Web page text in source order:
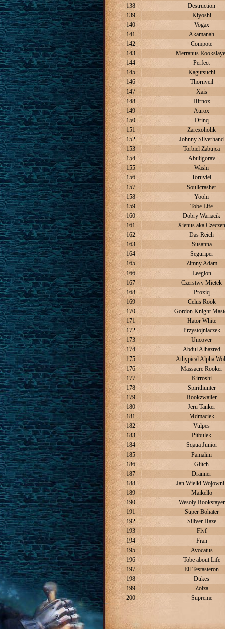
138
Destruction
139
Kiyoshi
140
Vogax
141
Akamanah
142
Compote
143
Merranus
144
Perfect
145
Kagutsuchi
146
Thornveil
147
Xais
148
Hirnox
149
Aurox
150
Drinq
151
Zarexoholik
152
Johnny Silverhand
153
Torbiel Zabujca
154
Abuligorav
155
Washi
156
Toruviel
157
Soullcrasher
158
Yoohi
159
Tobe Life
160
Dobry Wariacik
161
Xienus aka
162
Das Reich
163
Susanna
164
Seguriper
165
Zimny Adam
166
Leegion
167
Czerstwy Mietek
168
Proxiq
169
Celus Rook
170
Gordon Knight
171
Hator White
172
Przystojniaczek
173
Uncover
174
Abdul Alhazred
175
Athypical Alpha
176
Massacre Rooker
177
Kirroshi
178
Spirithunter
179
Rookzwailer
180
Jeru Tanker
181
Mdmaciek
182
Vulpes
183
Pitbulek
184
Sqaua Junior
185
Pamalini
186
Glitch
187
Dranner
188
Jan Wielki
189
Maikello
190
Wesoly Rookstayer
191
Super Bohater
192
Sillver Haze
193
Flyf
194
Fran
195
Avocatus
196
Tobe about Life
197
Ell Testasteron
198
Dukes
199
Zolza
200
Supreme